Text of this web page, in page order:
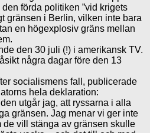
förda politiken ”vid krigets
gränsen i Berlin, vilken inte bara
en högexplosiv gräns mellan
den 30 juli (!) i amerikansk TV.
några dagar före den 13
socialismens fall, publicerade
hela deklaration:
utgår jag, att ryssarna i alla
gränsen. Jag menar vi ger inte
vill stänga av gränsen skulle